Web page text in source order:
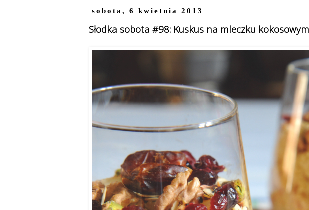
sobota, 6 kwietnia 2013
Słodka sobota #98: Kuskus na mleczku kokosowym